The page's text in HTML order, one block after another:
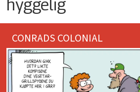
hyggelig
CONRADS COLONIAL